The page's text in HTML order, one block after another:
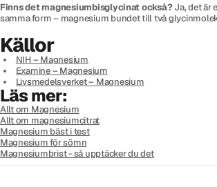
Finns det magnesiumbisglycinat också?Ja, det är
samma form – magnesium bundet till två
Källor
NIH – Magnesium
Examine – Magnesium
Livsmedelsverket – Magnesium
Läs mer:
Allt om Magnesium
Allt om magnesiumcitrat
Magnesium bäst i test
Magnesium för sömn
Magnesiumbrist - så upptäcker du det